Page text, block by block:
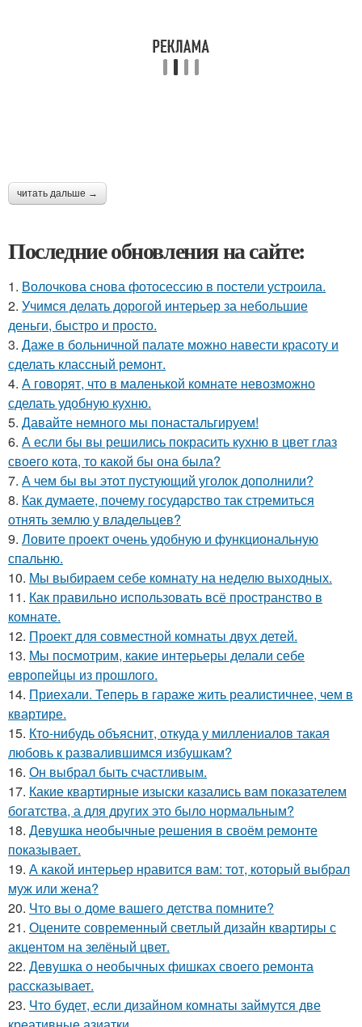
читать дальше →
Последние обновления на сайте:
1. Волочкова снова фотосессию в постели устроила.
2. Учимся делать дорогой интерьер за небольшие
деньги, быстро и просто.
3. Даже в больничной палате можно навести красоту и
сделать классный ремонт.
4. А говорят, что в маленькой комнате невозможно
сделать удобную кухню.
5. Давайте немного мы понастальгируем!
6. А если бы вы решились покрасить кухню в цвет глаз
своего кота, то какой бы она была?
7. А чем бы вы этот пустующий уголок дополнили?
8. Как думаете, почему государство так стремиться
отнять землю у владельцев?
9. Ловите проект очень удобную и функциональную
спальню.
10. Мы выбираем себе комнату на неделю выходных.
11. Как правильно использовать всё пространство в
комнате.
12. Проект для совместной комнаты двух детей.
13. Мы посмотрим, какие интерьеры делали себе
европейцы из прошлого.
14. Приехали. Теперь в гараже жить реалистичнее, чем в
квартире.
15. Кто-нибудь объяснит, откуда у миллениалов такая
любовь к развалившимся избушкам?
16. Он выбрал быть счастливым.
17. Какие квартирные изыски казались вам показателем
богатства, а для других это было нормальным?
18. Девушка необычные решения в своём ремонте
показывает.
19. А какой интерьер нравится вам: тот, который выбрал
муж или жена?
20. Что вы о доме вашего детства помните?
21. Оцените современный светлый дизайн квартиры с
акцентом на зелёный цвет.
22. Девушка о необычных фишках своего ремонта
рассказывает.
23. Что будет, если дизайном комнаты займутся две